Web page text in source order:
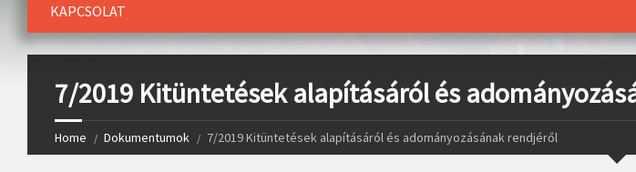
KAPCSOLAT
7/2019 Kitüntetések alapításáról és
Home Dokumentumok 7/2019 Kitüntetések alapításáról és adományozásának rendjéről